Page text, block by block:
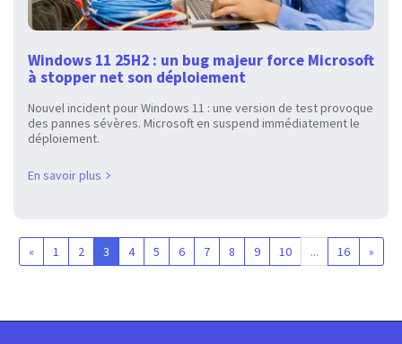
Windows 11 25H2 : un bug majeur force Microsoft
à stopper net son déploiement
Nouvel incident pour Windows 11 : une version de test provoque
des pannes sévères. Microsoft en suspend immédiatement le
déploiement.
En savoir plus
« 1 2 3 4 5 6 7 8 9 10 ... 16 »